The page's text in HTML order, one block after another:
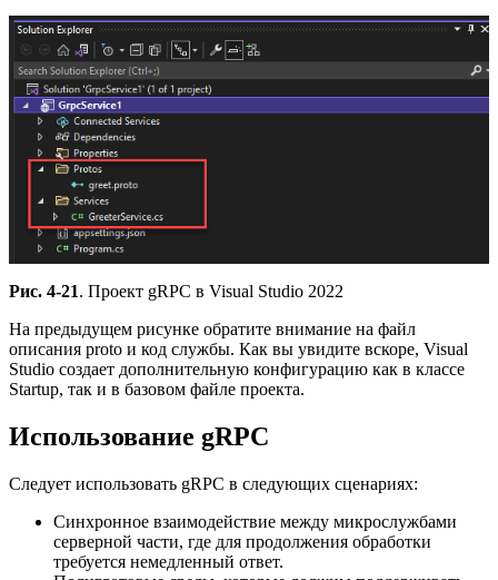
Рис. 4-21. Проект gRPC в Visual Studio 2022
На предыдущем рисунке обратите внимание на файл
описания proto и код службы. Как вы увидите вскоре, Visual
Studio создает дополнительную конфигурацию как в классе
Startup, так и в базовом файле проекта.
Использование gRPC
Следует использовать gRPC в следующих сценариях:
Синхронное взаимодействие между микрослужбами
серверной части, где для продолжения обработки
требуется немедленный ответ.